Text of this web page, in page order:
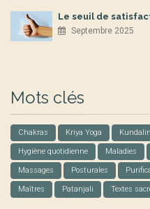
Le seuil de
Septembre 2025
Mots clés
Chakras Kriya Yoga
Hygiène quotidienne Maladies
Massages Posturales
Maîtres Patanjali Textes